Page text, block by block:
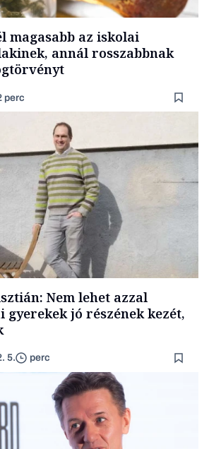
magasabb az iskolai
annál rosszabbnak
perc
Nem lehet azzal
gyerekek jó részének kezét,
5. perc